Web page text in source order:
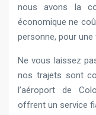
nous avons la
économique ne
personne, pour
Ne vous laissez
nos trajets sont
l’aéroport de
offrent un service